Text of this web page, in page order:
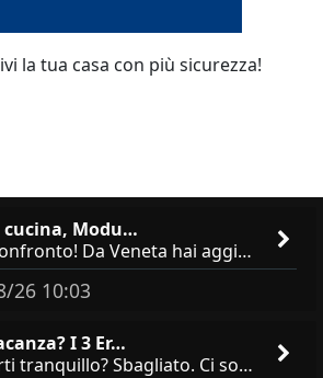
la tua casa con più sicurezza!
cucina, Modu…
Difficile fare un confronto! Da Veneta hai aggiunto i pensili a tutta altezza e una colonna dispensa da 30, che da soli
26 10:03
I 3 Er…
Chiudi tutto e parti tranquillo? Sbagliato. Ci sono 3 comportamenti che dicono ai ladri &quot;sono via per due settimane